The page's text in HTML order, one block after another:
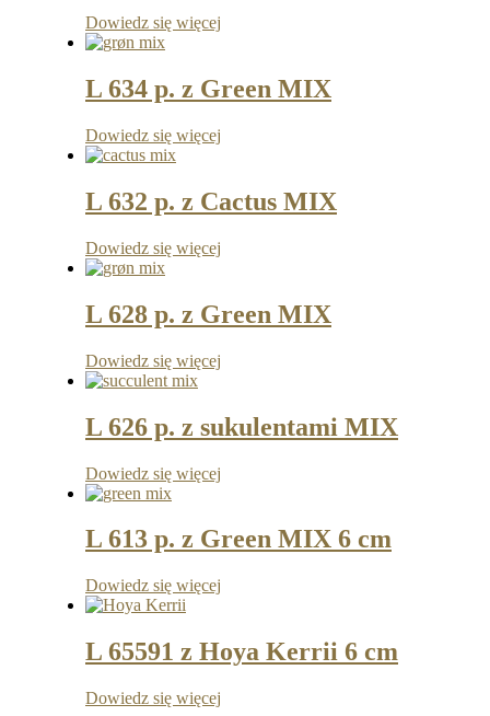
Dowiedz się więcej
L 634 p. z Green MIX
Dowiedz się więcej
L 632 p. z Cactus MIX
Dowiedz się więcej
L 628 p. z Green MIX
Dowiedz się więcej
L 626 p. z sukulentami MIX
Dowiedz się więcej
L 613 p. z Green MIX 6 cm
Dowiedz się więcej
L 65591 z Hoya Kerrii 6 cm
Dowiedz się więcej